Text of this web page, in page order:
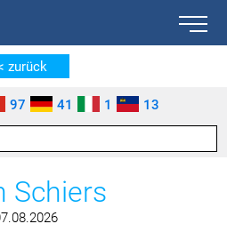
springen [AK + 1]
springen [AK + 2]
springen [AK + 3]
Toggle
zurück
97 41 1 13
Schiers